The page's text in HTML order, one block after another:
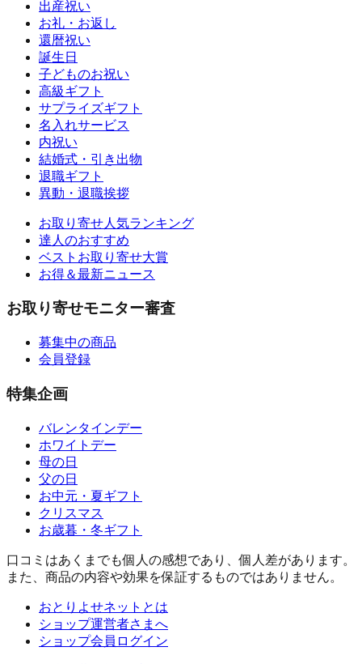
出産祝い
お礼・お返し
還暦祝い
誕生日
子どものお祝い
高級ギフト
サプライズギフト
名入れサービス
内祝い
結婚式・引き出物
退職ギフト
異動・退職挨拶
お取り寄せ人気ランキング
達人のおすすめ
ベストお取り寄せ大賞
お得＆最新ニュース
お取り寄せモニター審査
募集中の商品
会員登録
特集企画
バレンタインデー
ホワイトデー
母の日
父の日
お中元・夏ギフト
クリスマス
お歳暮・冬ギフト
口コミはあくまでも個人の感想であり、個人差があります。
また、商品の内容や効果を保証するものではありません。
おとりよせネットとは
ショップ運営者さまへ
ショップ会員ログイン